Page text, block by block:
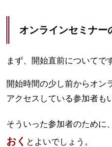
オンラインセミナー
まず、開始直前についてで
開始時間の少し前からオン
アクセスしている参加者も
そういった参加者のために
おく とよいでしょう。